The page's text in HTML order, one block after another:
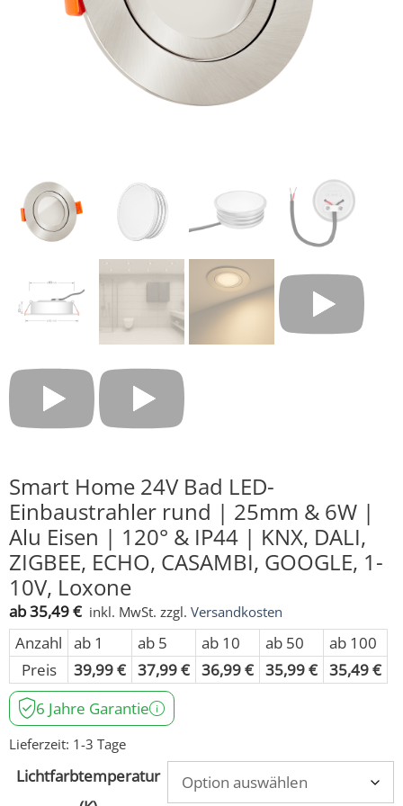
Smart Home 24V Bad LED-
Einbaustrahler rund | 25mm & 6W |
Alu Eisen | 120° & IP44 | KNX, DALI,
ZIGBEE, ECHO, CASAMBI, GOOGLE, 1-
10V, Loxone
ab35,49€ inkl. MwSt. zzgl. Versandkosten
Anzahl ab 1 ab 5 ab 10 ab 50
ab 100
Preis
39,99€ 37,99€ 36,99€ 35,99€ 35,49€
6 Jahre Garantie
Lieferzeit: 1-3 Tage
Lichtfarbtemperatur